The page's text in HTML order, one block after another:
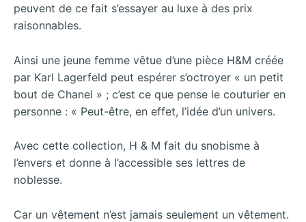
peuvent de ce fait s’essayer au luxe à des prix
raisonnables.
Ainsi une jeune femme vêtue d’une pièce H&M créée
par Karl Lagerfeld peut espérer s’octroyer « un petit
bout de Chanel » ; c’est ce que pense le couturier en
personne : « Peut-être, en effet, l’idée d’un univers.
Avec cette collection, H & M fait du snobisme à
l’envers et donne à l’accessible ses lettres de
noblesse.
Car un vêtement n’est jamais seulement un vêtement.